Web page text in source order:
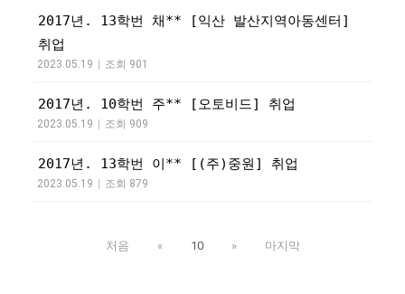
2017년. 13학번 채** [익산 발산지역아동센터]
취업
2023.05.19 조회 901
2017년. 10학번 주** [오토비드] 취업
2023.05.19 조회 909
2017년. 13학번 이** [(주)중원] 취업
2023.05.19 조회 879
처음 « 10 » 마지막